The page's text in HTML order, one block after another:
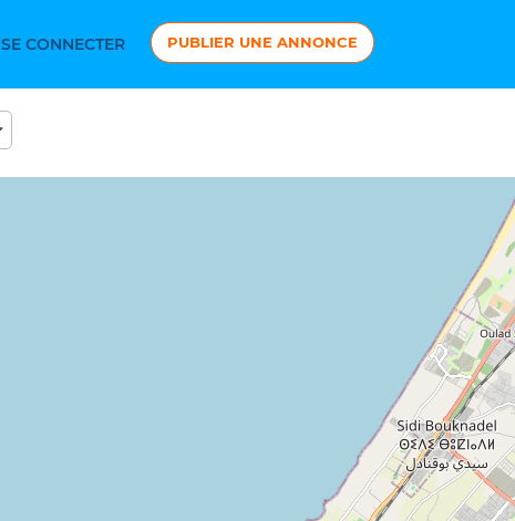
SE CONNECTER PUBLIER UNE ANNONCE